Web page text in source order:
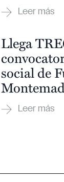
Llega
social de